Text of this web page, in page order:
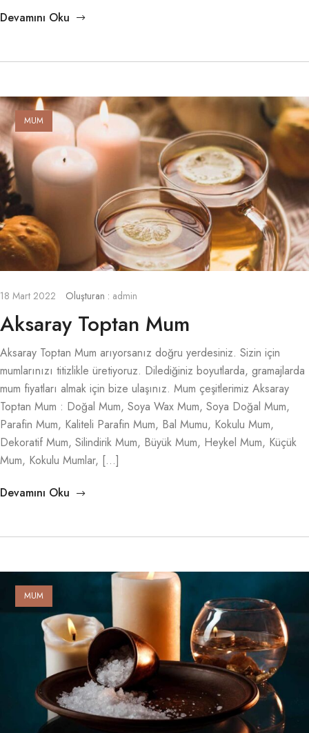
Devamını Oku
MUM
18 Mart 2022 Oluşturan : admin
Aksaray Toptan Mum
Aksaray Toptan Mum arıyorsanız doğru yerdesiniz. Sizin için
mumlarınızı titizlikle üretiyoruz. Dilediğiniz boyutlarda, gramajlarda
mum fiyatları almak için bize ulaşınız. Mum çeşitlerimiz Aksaray
Toptan Mum : Doğal Mum, Soya Wax Mum, Soya Doğal Mum,
Parafin Mum, Kaliteli Parafin Mum, Bal Mumu, Kokulu Mum,
Dekoratif Mum, Silindirik Mum, Büyük Mum, Heykel Mum, Küçük
Mum, Kokulu Mumlar, […]
Devamını Oku
MUM